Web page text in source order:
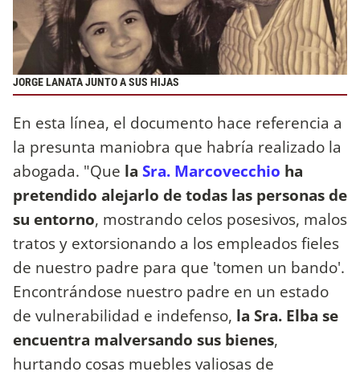
JORGE LANATA JUNTO A SUS HIJAS
En esta línea, el documento hace referencia a
la presunta maniobra que habría realizado la
abogada. "Que la Sra. Marcovecchio ha
pretendido alejarlo de todas las personas de
su entorno, mostrando celos posesivos, malos
tratos y extorsionando a los empleados fieles
de nuestro padre para que 'tomen un bando'.
Encontrándose nuestro padre en un estado
de vulnerabilidad e indefenso, la Sra. Elba se
encuentra malversando sus bienes,
hurtando cosas muebles valiosas de